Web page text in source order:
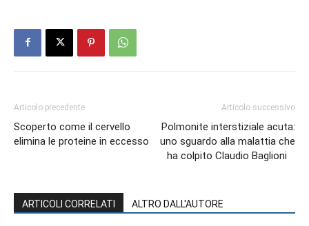
Articolo precedente
Scoperto come il cervello
elimina le proteine in eccesso
Articolo successivo
Polmonite interstiziale acuta:
uno sguardo alla malattia che
ha colpito Claudio Baglioni
ARTICOLI CORRELATI ALTRO DALL'AUTORE